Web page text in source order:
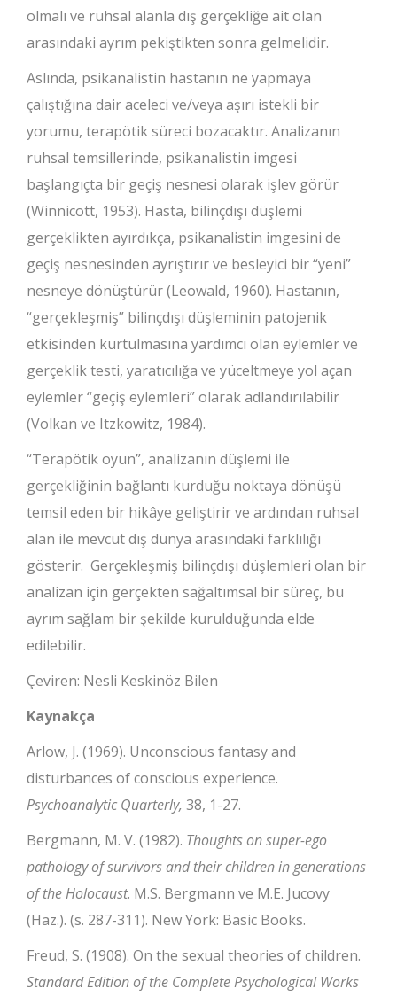
olmalı ve ruhsal alanla dış gerçekliğe ait olan
arasındaki ayrım pekiştikten sonra gelmelidir.
Aslında, psikanalistin hastanın ne yapmaya
çalıştığına dair aceleci ve/veya aşırı istekli bir
yorumu, terapötik süreci bozacaktır. Analizanın
ruhsal temsillerinde, psikanalistin imgesi
başlangıçta bir geçiş nesnesi olarak işlev görür
(Winnicott, 1953). Hasta, bilinçdışı düşlemi
gerçeklikten ayırdıkça, psikanalistin imgesini de
geçiş nesnesinden ayrıştırır ve besleyici bir “yeni”
nesneye dönüştürür (Leowald, 1960). Hastanın,
“gerçekleşmiş” bilinçdışı düşleminin patojenik
etkisinden kurtulmasına yardımcı olan eylemler ve
gerçeklik testi, yaratıcılığa ve yüceltmeye yol açan
eylemler “geçiş eylemleri” olarak adlandırılabilir
(Volkan ve Itzkowitz, 1984).
“Terapötik oyun”, analizanın düşlemi ile
gerçekliğinin bağlantı kurduğu noktaya dönüşü
temsil eden bir hikâye geliştirir ve ardından ruhsal
alan ile mevcut dış dünya arasındaki farklılığı
gösterir. Gerçekleşmiş bilinçdışı düşlemleri olan bir
analizan için gerçekten sağaltımsal bir süreç, bu
ayrım sağlam bir şekilde kurulduğunda elde
edilebilir.
Çeviren: Nesli Keskinöz Bilen
Kaynakça
Arlow, J. (1969). Unconscious fantasy and
disturbances of conscious experience.
Psychoanalytic Quarterly, 38, 1-27.
Bergmann, M. V. (1982). Thoughts on super-ego
pathology of survivors and their children in generations
of the Holocaust. M.S. Bergmann ve M.E. Jucovy
(Haz.). (s. 287-311). New York: Basic Books.
Freud, S. (1908). On the sexual theories of children.
Standard Edition of the Complete Psychological Works